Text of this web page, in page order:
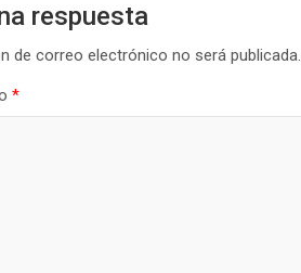
respuesta
de correo electrónico no será publicada.
*